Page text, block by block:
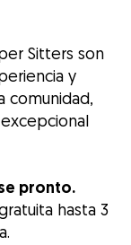
Sitters son
y
comunidad,
pronto.
hasta 3